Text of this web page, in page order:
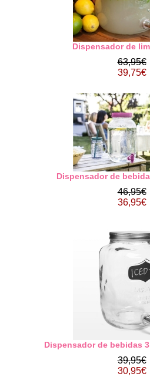
Dispensador de
63,95€
39,75€
Dispensador de
46,95€
36,95€
Dispensador de bebidas
39,95€
30,95€